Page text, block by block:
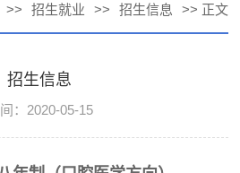
>> 招生就业 >> 招生信息 >> 正文
招生信息
：2020-05-15